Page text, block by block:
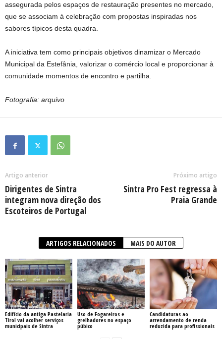
assegurada pelos espaços de restauração presentes no mercado,
que se associam à celebração com propostas inspiradas nos
sabores típicos desta quadra.
A iniciativa tem como principais objetivos dinamizar o Mercado
Municipal da Estefânia, valorizar o comércio local e proporcionar à
comunidade momentos de encontro e partilha.
Fotografia: arquivo
Artigo anterior
Dirigentes de Sintra
integram nova direção dos
Escoteiros de Portugal
Próximo artigo
Sintra Pro Fest regressa à
Praia Grande
ARTIGOS RELACIONADOS MAIS DO AUTOR
Edifício da antiga Pastelaria
Tirol vai acolher serviços
municipais de Sintra
Uso de Fogareiros e
grelhadores no espaço
púbico
Candidaturas ao
arrendamento de renda
reduzida para profissionais